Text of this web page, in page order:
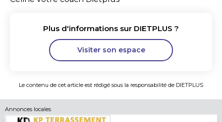
Plus d'informations sur DIETPLUS ?
Visiter son espace
Le contenu de cet article est rédigé sous la responsabilité de DIETPLUS
Annonces locales